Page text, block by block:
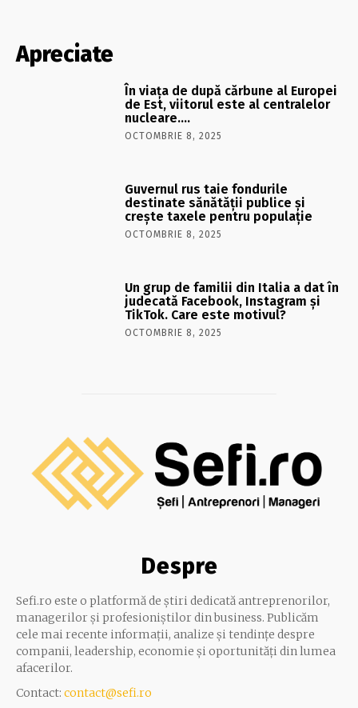
Apreciate
În viaţa de după cărbune al Europei
de Est, viitorul este al centralelor
nucleare….
OCTOMBRIE 8, 2025
Guvernul rus taie fondurile
destinate sănătății publice și
crește taxele pentru populație
OCTOMBRIE 8, 2025
Un grup de familii din Italia a dat în
judecată Facebook, Instagram și
TikTok. Care este motivul?
OCTOMBRIE 8, 2025
Despre
Sefi.ro este o platformă de știri dedicată antreprenorilor,
managerilor și profesioniștilor din business. Publicăm
cele mai recente informații, analize și tendințe despre
companii, leadership, economie și oportunități din lumea
afacerilor.
Contact: contact@sefi.ro